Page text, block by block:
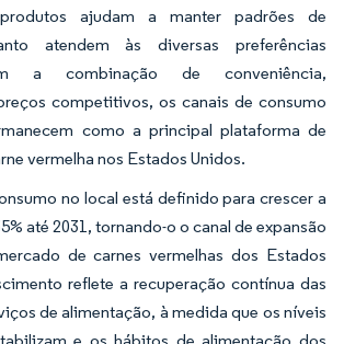
ajudam a manter padrões de
atendem às diversas preferências
a combinação de conveniência,
competitivos, os canais de consumo
como a principal plataforma de
vermelha nos Estados Unidos.
no local está definido para crescer a
até 2031, tornando-o o canal de expansão
de carnes vermelhas dos Estados
reflete a recuperação contínua das
de alimentação, à medida que os níveis
e os hábitos de alimentação dos